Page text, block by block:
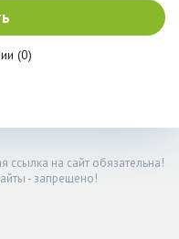
(0)
ссылка на сайт обязательна!
- запрещено!